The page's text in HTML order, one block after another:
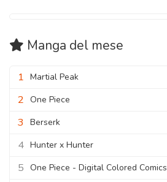
Manga del mese
1 Martial Peak
2 One Piece
3 Berserk
4 Hunter x Hunter
5 One Piece - Digital Colored Comics